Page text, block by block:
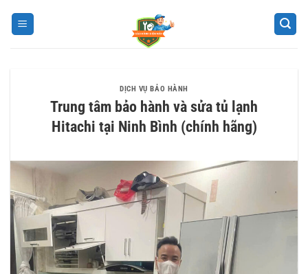
DỊCH VỤ BẢO HÀNH
Trung tâm bảo hành và sửa tủ lạnh
Hitachi tại Ninh Bình (chính hãng)